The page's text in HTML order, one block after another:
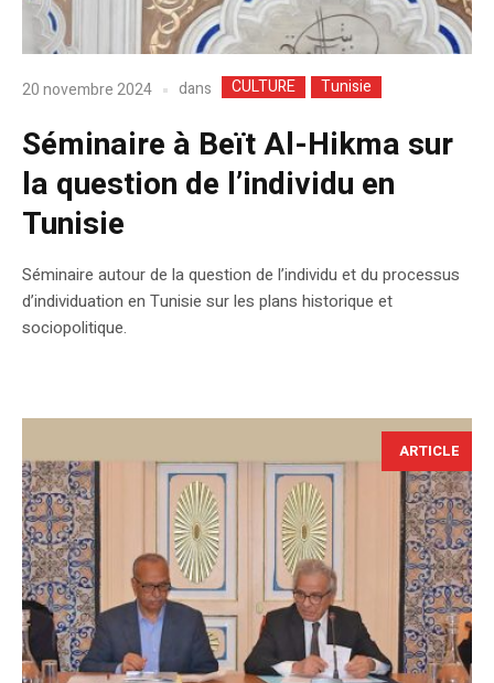
20 novembre 2024 dans CULTURE Tunisie
Séminaire à Beït Al-Hikma sur
la question de l’individu en
Tunisie
Séminaire autour de la question de l’individu et du processus
d’individuation en Tunisie sur les plans historique et
sociopolitique.
ARTICLE